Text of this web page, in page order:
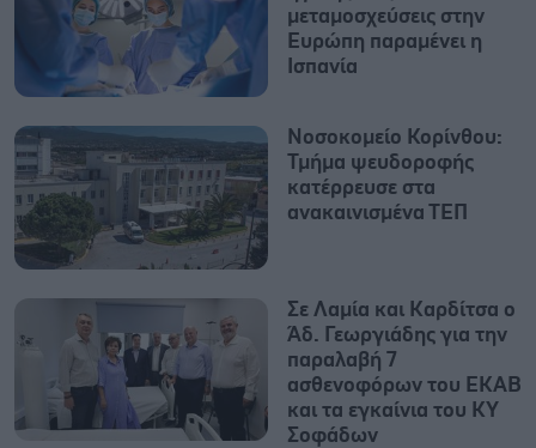
μεταμοσχεύσεις στην
Ευρώπη παραμένει η
Ισπανία
Νοσοκομείο Κορίνθου:
Τμήμα ψευδοροφής
κατέρρευσε στα
ανακαινισμένα ΤΕΠ
Σε Λαμία και Καρδίτσα ο
Άδ. Γεωργιάδης για την
παραλαβή 7
ασθενοφόρων του ΕΚΑΒ
και τα εγκαίνια του ΚΥ
Σοφάδων